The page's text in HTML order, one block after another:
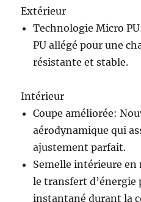
Extérieur
Technologie Micro
PU allégé pour une
résistante et stable.
Intérieur
Coupe améliorée:
aérodynamique qui
ajustement parfait.
Semelle intérieure en
le transfert d’énergie
instantané durant la